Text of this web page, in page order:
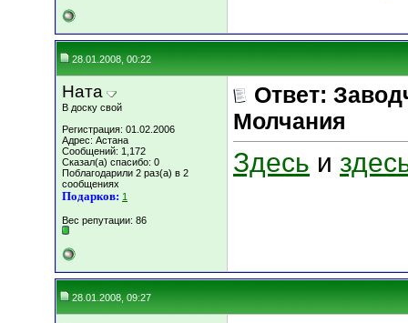
28.01.2008, 00:22
Ната
В доску свой
Регистрация: 01.02.2006
Адрес: Астана
Сообщений: 1,172
Сказал(а) спасибо: 0
Поблагодарили 2 раз(а) в 2
сообщениях
Подарков: 1
Вес репутации: 86
Ответ:
Молчания
Здесь и
28.01.2008, 09:27